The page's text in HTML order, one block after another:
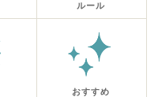
ルール
おすすめ